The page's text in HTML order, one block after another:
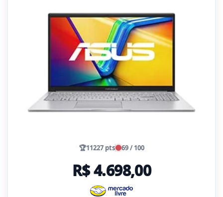
🏆11227 pts 69 / 100
R$ 4.698,00